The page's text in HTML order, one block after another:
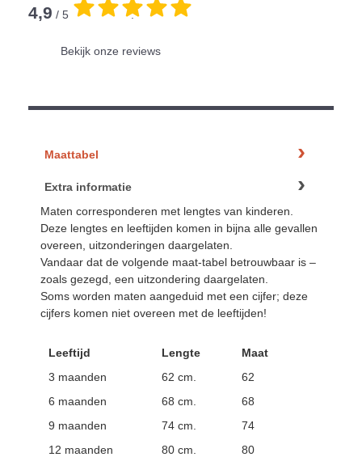
4,9 / 5 .
Bekijk onze reviews
Maattabel
Extra informatie
Maten corresponderen met lengtes van kinderen.
Deze lengtes en leeftijden komen in bijna alle gevallen
overeen, uitzonderingen daargelaten.
Vandaar dat de volgende maat-tabel betrouwbaar is –
zoals gezegd, een uitzondering daargelaten.
Soms worden maten aangeduid met een cijfer; deze
cijfers komen niet overeen met de leeftijden!
Leeftijd Lengte
Maat
3 maanden
62 cm.
62
6 maanden
68 cm.
68
9 maanden
74 cm.
74
12 maanden
80 cm. 80